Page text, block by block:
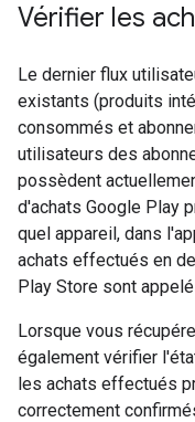
Vérifier les
Le dernier flux
existants (produits
consommés et
utilisateurs des
possèdent
d'achats Google Play
quel appareil, dans
achats effectués en
Play Store sont
Lorsque vous
également vérifier
les achats effectués
correctement